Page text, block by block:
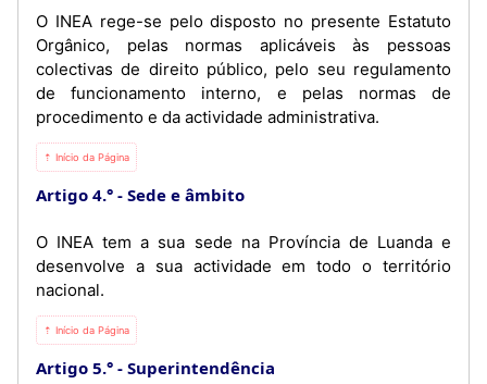
O INEA rege-se pelo disposto no presente Estatuto
Orgânico, pelas normas aplicáveis às pessoas
colectivas de direito público, pelo seu regulamento
de funcionamento interno, e pelas normas de
procedimento e da actividade administrativa.
⇡ Início da Página
Artigo 4.° Sede e âmbito
O INEA tem a sua sede na Província de Luanda e
desenvolve a sua actividade em todo o território
nacional.
⇡ Início da Página
Artigo 5.° Superintendência